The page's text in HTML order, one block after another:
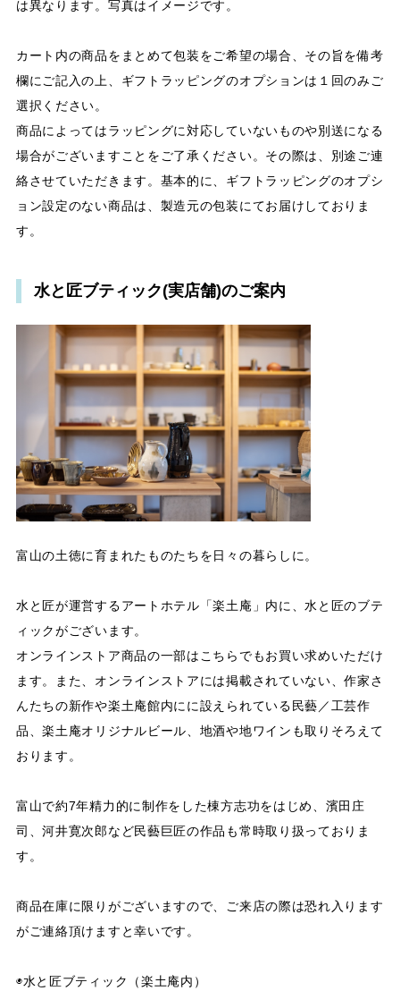
は異なります。写真はイメージです。
カート内の商品をまとめて包装をご希望の場合、その旨を備考
欄にご記入の上、ギフトラッピングのオプションは１回のみご
選択ください。
商品によってはラッピングに対応していないものや別送になる
場合がございますことをご了承ください。その際は、別途ご連
絡させていただきます。基本的に、ギフトラッピングのオプシ
ョン設定のない商品は、製造元の包装にてお届けしておりま
す。
水と匠ブティック(実店舗)のご案内
富山の土徳に育まれたものたちを日々の暮らしに。
水と匠が運営するアートホテル「楽土庵」内に、水と匠のブテ
ィックがございます。
オンラインストア商品の一部はこちらでもお買い求めいただけ
ます。また、オンラインストアには掲載されていない、作家さ
んたちの新作や楽土庵館内にに設えられている民藝／工芸作
品、楽土庵オリジナルビール、地酒や地ワインも取りそろえて
おります。
富山で約7年精力的に制作をした棟方志功をはじめ、濱田庄
司、河井寛次郎など民藝巨匠の作品も常時取り扱っておりま
す。
商品在庫に限りがございますので、ご来店の際は恐れ入ります
がご連絡頂けますと幸いです。
◉水と匠ブティック（楽土庵内）